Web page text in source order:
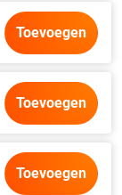
Toevoegen
Toevoegen
Toevoegen